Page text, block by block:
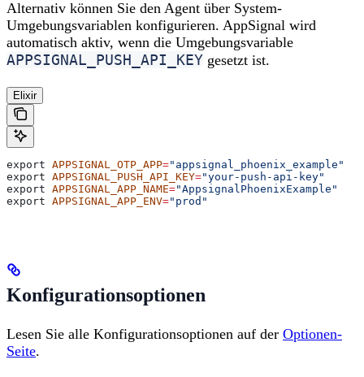
Alternativ können Sie den Agent über System-
Umgebungsvariablen konfigurieren. AppSignal wird
automatisch aktiv, wenn die Umgebungsvariable
APPSIGNAL_PUSH_API_KEY gesetzt ist.
Elixir
export APPSIGNAL_OTP_APP="appsignal_phoenix_example"
export APPSIGNAL_PUSH_API_KEY="your-push-api-key"
export APPSIGNAL_APP_NAME="AppsignalPhoenixExample"
export APPSIGNAL_APP_ENV="prod"
Konfigurationsoptionen
Lesen Sie alle Konfigurationsoptionen auf der Optionen-
Seite.